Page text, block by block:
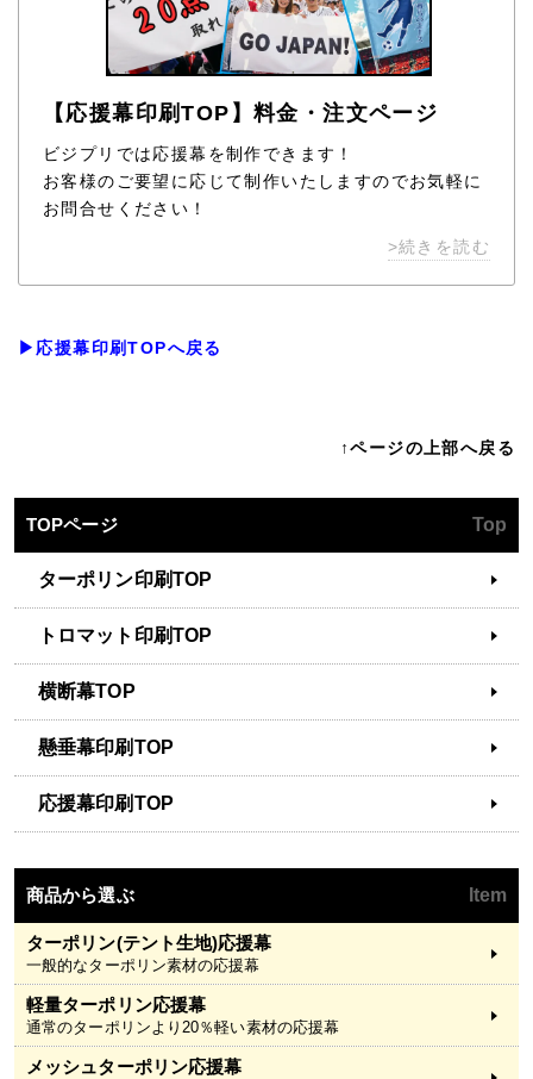
【応援幕印刷TOP】料金・注文ページ
ビジプリでは応援幕を制作できます！
お客様のご要望に応じて制作いたしますのでお気軽に
お問合せください！
>続きを読む
▶応援幕印刷TOPへ戻る
↑ページの上部へ戻る
TOPページ Top
ターポリン印刷TOP
トロマット印刷TOP
横断幕TOP
懸垂幕印刷TOP
応援幕印刷TOP
商品から選ぶ Item
ターポリン(テント生地)応援幕
一般的なターポリン素材の応援幕
軽量ターポリン応援幕
通常のターポリンより20％軽い素材の応援幕
メッシュターポリン応援幕